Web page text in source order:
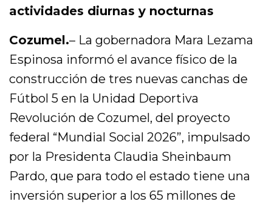
actividades diurnas y nocturnas
Cozumel.– La gobernadora Mara Lezama
Espinosa informó el avance físico de la
construcción de tres nuevas canchas de
Fútbol 5 en la Unidad Deportiva
Revolución de Cozumel, del proyecto
federal “Mundial Social 2026”, impulsado
por la Presidenta Claudia Sheinbaum
Pardo, que para todo el estado tiene una
inversión superior a los 65 millones de